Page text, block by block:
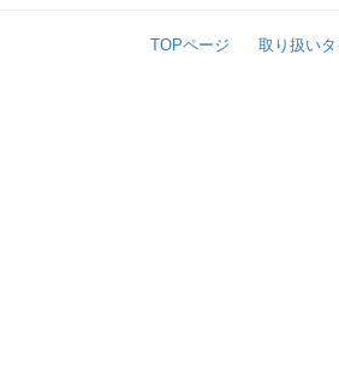
TOPページ 取り扱い